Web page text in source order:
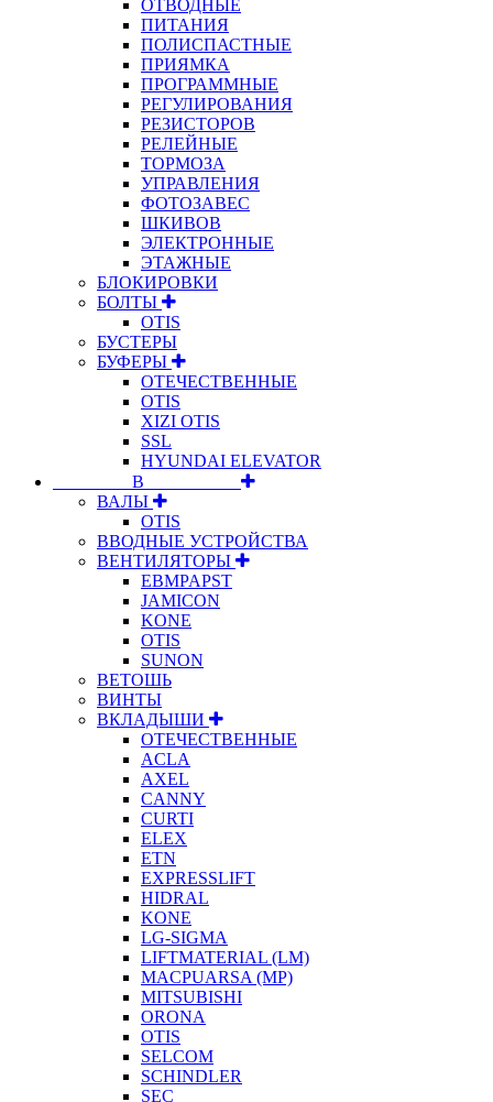
ОТВОДНЫЕ
ПИТАНИЯ
ПОЛИСПАСТНЫЕ
ПРИЯМКА
ПРОГРАММНЫЕ
РЕГУЛИРОВАНИЯ
РЕЗИСТОРОВ
РЕЛЕЙНЫЕ
ТОРМОЗА
УПРАВЛЕНИЯ
ФОТОЗАВЕС
ШКИВОВ
ЭЛЕКТРОННЫЕ
ЭТАЖНЫЕ
БЛОКИРОВКИ
БОЛТЫ
OTIS
БУСТЕРЫ
БУФЕРЫ
ОТЕЧЕСТВЕННЫЕ
OTIS
XIZI OTIS
SSL
HYUNDAI ELEVATOR
⠀⠀⠀⠀⠀⠀В⠀⠀⠀⠀⠀⠀⠀
ВАЛЫ
OTIS
ВВОДНЫЕ УСТРОЙСТВА
ВЕНТИЛЯТОРЫ
EBMPAPST
JAMICON
KONE
OTIS
SUNON
ВЕТОШЬ
ВИНТЫ
ВКЛАДЫШИ
ОТЕЧЕСТВЕННЫЕ
ACLA
AXEL
CANNY
CURTI
ELEX
ETN
EXPRESSLIFT
HIDRAL
KONE
LG-SIGMA
LIFTMATERIAL (LM)
MACPUARSA (MP)
MITSUBISHI
ORONA
OTIS
SELCOM
SCHINDLER
SEC